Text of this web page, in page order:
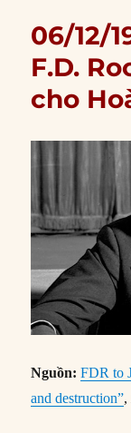
06/12/
F.D.
cho
Nguồn: FDR to
and destruction”,